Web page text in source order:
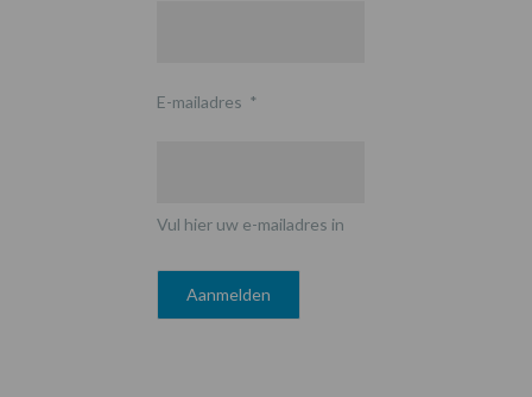
E-mailadres *
Vul hier uw e-mailadres in